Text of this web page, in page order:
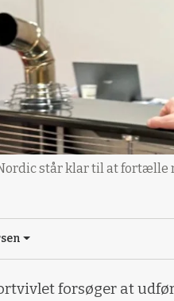
står klar til at fortælle
forsøger at